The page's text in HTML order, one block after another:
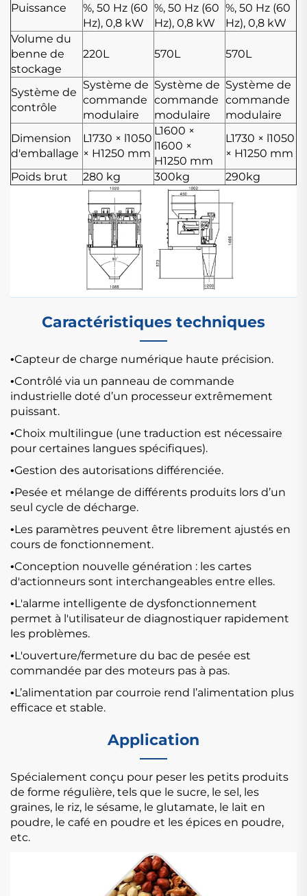
Puissance
%, 50 Hz (60
Hz), 0,8 kW
%, 50 Hz (60
Hz), 0,8 kW
%, 50 Hz (60
Hz), 0,8 kW
Volume du
benne de
stockage
220L 570L 570L
Système de
contrôle
Système de
commande
modulaire
Système de
commande
modulaire
Système de
commande
modulaire
Dimension
d'emballage
L1730 × l1050
× H1250 mm
L1600 ×
l1600 ×
H1250 mm
L1730 × l1050
× H1250 mm
Poids brut
280 kg 300kg 290kg
Caractéristiques techniques
•Capteur de charge numérique haute précision.
•Contrôlé via un panneau de commande
industrielle doté d’un processeur extrêmement
puissant.
•Choix multilingue (une traduction est nécessaire
pour certaines langues spécifiques).
•Gestion des autorisations différenciée.
•Pesée et mélange de différents produits lors d’un
seul cycle de décharge.
•Les paramètres peuvent être librement ajustés en
cours de fonctionnement.
•Conception nouvelle génération : les cartes
d'actionneurs sont interchangeables entre elles.
•L'alarme intelligente de dysfonctionnement
permet à l'utilisateur de diagnostiquer rapidement
les problèmes.
•L'ouverture/fermeture du bac de pesée est
commandée par des moteurs pas à pas.
•L’alimentation par courroie rend l’alimentation plus
efficace et stable.
Application
Spécialement conçu pour peser les petits produits
de forme régulière, tels que le sucre, le sel, les
graines, le riz, le sésame, le glutamate, le lait en
poudre, le café en poudre et les épices en poudre,
etc.